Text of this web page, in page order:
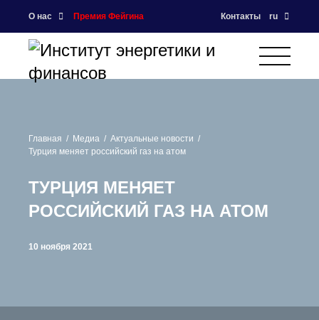
О нас Премия Фейгина Контакты ru
Главная Медиа
Актуальные новости
Турция меняет российский газ на атом
ТУРЦИЯ МЕНЯЕТ
РОССИЙСКИЙ ГАЗ НА АТОМ
10 ноября 2021